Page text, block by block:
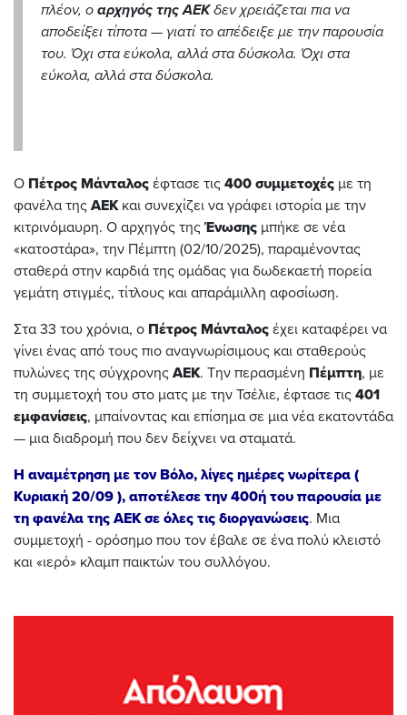
πλέον, ο αρχηγός της ΑΕΚδεν χρειάζεται πια να
αποδείξει τίποτα — γιατί το απέδειξε με την παρουσία
του. Όχι στα εύκολα, αλλά στα δύσκολα. Όχι στα
εύκολα, αλλά στα δύσκολα.
Ο Πέτρος Μάνταλος έφτασε τις 400 συμμετοχές με τη
φανέλα της ΑΕΚκαι συνεχίζει να γράφει ιστορία με την
κιτρινόμαυρη. Ο αρχηγός της Ένωσης μπήκε σε νέα
«κατοστάρα», την Πέμπτη (02/10/2025), παραμένοντας
σταθερά στην καρδιά της ομάδας για δωδεκαετή πορεία
γεμάτη στιγμές, τίτλους και απαράμιλλη αφοσίωση.
Στα 33 του χρόνια, ο Πέτρος Μάνταλος έχει καταφέρει να
γίνει ένας από τους πιο αναγνωρίσιμους και σταθερούς
πυλώνες της σύγχρονης ΑΕΚ. Την περασμένη Πέμπτη, με
τη συμμετοχή του στο ματς με την Τσέλιε, έφτασε τις 401
εμφανίσεις, μπαίνοντας και επίσημα σε μια νέα εκατοντάδα
— μια διαδρομή που δεν δείχνει να σταματά.
Η αναμέτρηση με τον Βόλο, λίγες ημέρες νωρίτερα (
Κυριακή 20/09 ), αποτέλεσε την 400ή του παρουσία με
τη φανέλα της ΑΕΚ σε όλες τις διοργανώσεις. Μια
συμμετοχή - ορόσημο που τον έβαλε σε ένα πολύ κλειστό
και «ιερό» κλαμπ παικτών του συλλόγου.